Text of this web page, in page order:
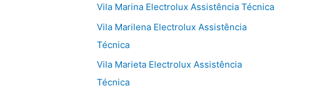
Vila Marina Electrolux Assistência Técnica
Vila Marilena Electrolux Assistência
Técnica
Vila Marieta Electrolux Assistência
Técnica